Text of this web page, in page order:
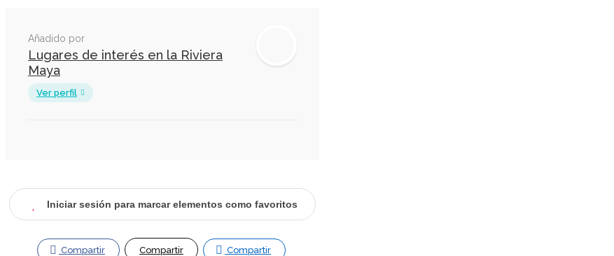
Añadido por
Lugares de interés en la Riviera
Maya
Ver perfil
Iniciar sesión para marcar elementos como favoritos
Compartir Compartir Compartir